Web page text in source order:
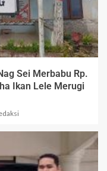
Sei Merbabu Rp.
Ikan Lele Merugi